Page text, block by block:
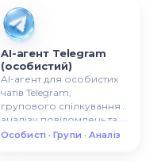
AI-агент Telegram
(особистий)
AI-агент для особистих
чатів Telegram,
групового спілкування,
аналізу повідомлень та
керування AI-чатами.
Особисті · Групи · Аналіз